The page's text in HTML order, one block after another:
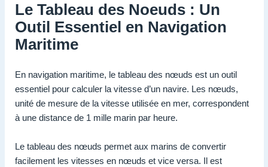
Le Tableau des Noeuds : Un
Outil Essentiel en Navigation
Maritime
En navigation maritime, le tableau des nœuds est un outil
essentiel pour calculer la vitesse d’un navire. Les nœuds,
unité de mesure de la vitesse utilisée en mer, correspondent
à une distance de 1 mille marin par heure.
Le tableau des nœuds permet aux marins de convertir
facilement les vitesses en nœuds et vice versa. Il est